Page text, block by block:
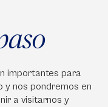
importantes para
y nos pondremos en
a visitarnos y